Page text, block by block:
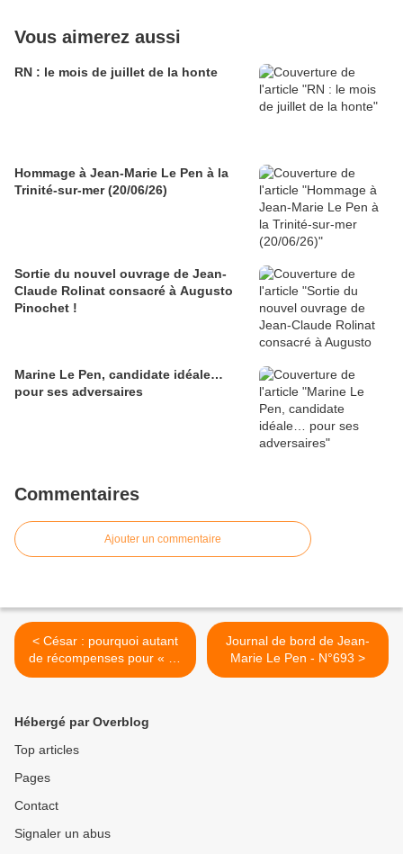
Vous aimerez aussi
RN : le mois de juillet de la honte
Hommage à Jean-Marie Le Pen à la
Trinité-sur-mer (20/06/26)
Sortie du nouvel ouvrage de Jean-
Claude Rolinat consacré à Augusto
Pinochet !
Marine Le Pen, candidate idéale…
pour ses adversaires
Commentaires
Ajouter un commentaire
< César : pourquoi autant
de récompenses pour « La
Nuit du 12 » ?
Journal de bord de Jean-
Marie Le Pen - N°693 >
Hébergé par Overblog
Top articles
Pages
Contact
Signaler un abus